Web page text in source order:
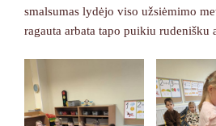
smalsumas lydėjo viso užsiėmimo
ragauta arbata tapo puikiu rudenišku